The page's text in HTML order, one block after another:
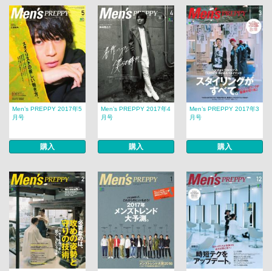
Men’s PREPPY 2017年5
月号
購入
Men’s PREPPY 2017年4
月号
購入
Men’s PREPPY 2017年3
月号
購入